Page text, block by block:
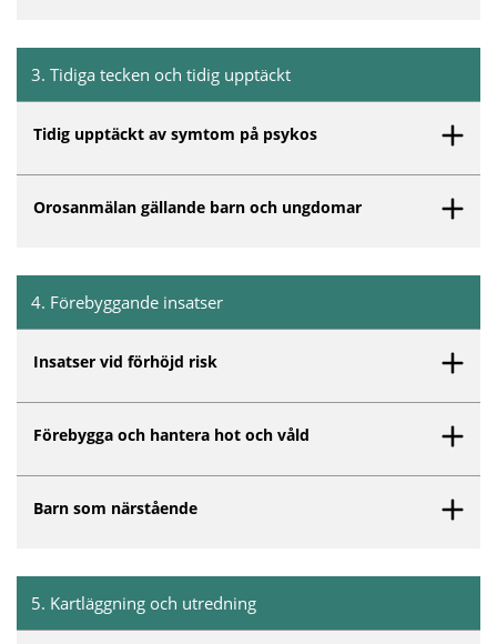
3. Tidiga tecken och tidig upptäckt
Tidig upptäckt av symtom på psykos
Orosanmälan gällande barn och ungdomar
Inget innehåll matchar dina valda filter.
4. Förebyggande insatser
Insatser vid förhöjd risk
Förebygga och hantera hot och våld
Barn som närstående
5. Kartläggning och utredning